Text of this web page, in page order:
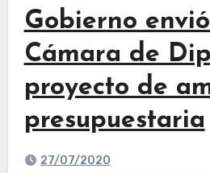
Gobierno
Cámara de
proyecto de
presupuestaria
27/07/2020